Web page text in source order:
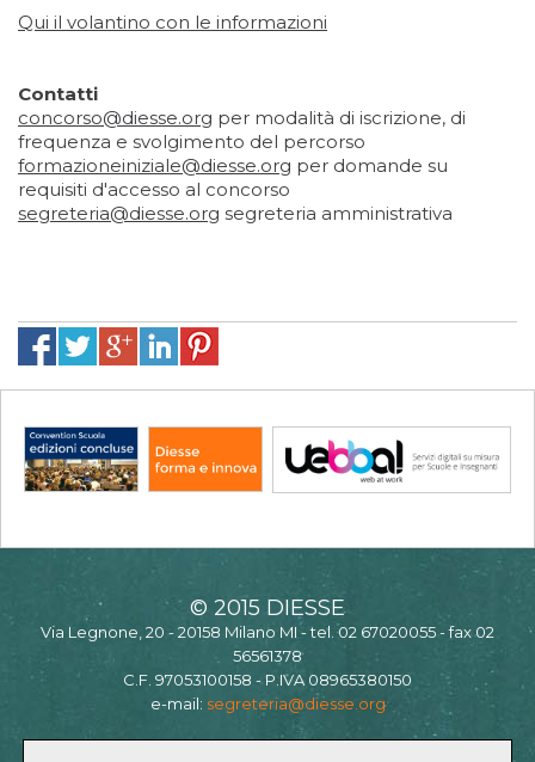
Qui il volantino con le informazioni
Contatti
concorso@diesse.org per modalità di iscrizione, di
frequenza e svolgimento del percorso
formazioneiniziale@diesse.org per domande su
requisiti d'accesso al concorso
segreteria@diesse.org segreteria amministrativa
© 2015 DIESSE
Via Legnone, 20 - 20158 Milano MI - tel. 02 67020055 - fax 02
56561378
C.F. 97053100158 - P.IVA 08965380150
e-mail: segreteria@diesse.org